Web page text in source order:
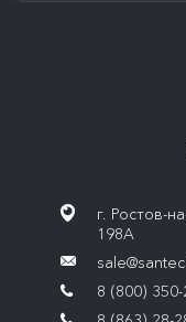
г. Ростов-
198А
8 (800)